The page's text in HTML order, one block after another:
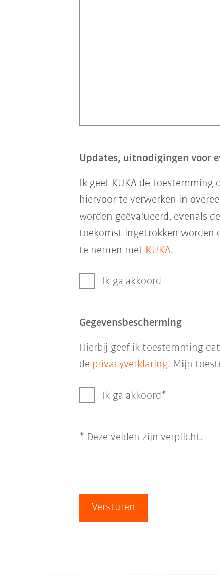
Updates, uitnodigingen voor
Ik geef KUKA de
hiervoor te verwerken in
worden geëvalueerd, evenals
toekomst ingetrokken worden
te nemen met KUKA.
Ik ga akkoord
Gegevensbescherming
Hierbij geef ik toestemming
de privacyverklaring. Mijn
Ik ga akkoord
* Deze velden zijn verplicht.
Versturen